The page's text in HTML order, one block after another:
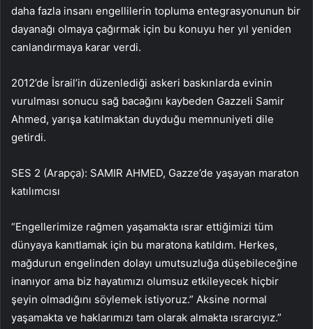
daha fazla insanı engellilerin topluma entegrasyonunun bir
dayanağı olmaya çağırmak için bu konuyu her yıl yeniden
canlandırmaya karar verdi.
2012’de İsrail’in düzenlediği askeri baskınlarda evinin
vurulması sonucu sağ bacağını kaybeden Gazzeli Samir
Ahmed, yarışa katılmaktan duyduğu memnuniyeti dile
getirdi.
SES 2 (Arapça): SAMIR AHMED, Gazze’de yaşayan maraton
katılımcısı
“Engellerimize rağmen yaşamakta ısrar ettiğimizi tüm
dünyaya kanıtlamak için bu maratona katıldım. Herkes,
mağdurun engelinden dolayı umutsuzluğa düşebileceğine
inanıyor ama biz hayatımızı olumsuz etkileyecek hiçbir
şeyin olmadığını söylemek istiyoruz.” Aksine normal
yaşamakta ve haklarımızı tam olarak almakta ısrarcıyız.”